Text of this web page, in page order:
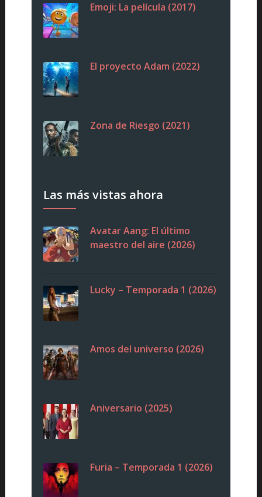
Emoji: La película (2017)
El proyecto Adam (2022)
Zona de Riesgo (2021)
Las más vistas ahora
Avatar Aang: El último
maestro del aire (2026)
Lucky – Temporada 1 (2026)
Amos del universo (2026)
Aniversario (2025)
Furia – Temporada 1 (2026)